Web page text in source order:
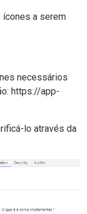
ícones a serem
necessários
https://app-
lo através da